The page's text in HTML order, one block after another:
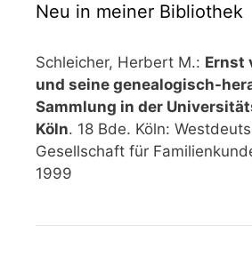
Neu in meiner Bibliothek
Schleicher, Herbert M.: Ernst
und seine genealogisch-
Sammlung in der
Köln. 18 Bde. Köln:
Gesellschaft für
1999